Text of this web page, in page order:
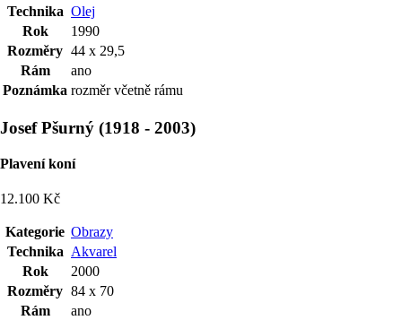
Technika Olej
Rok
1990
Rozměry 44 x 29,5
Rám
ano
Poznámka rozměr včetně rámu
Josef Pšurný (1918 - 2003)
Plavení koní
12.100 Kč
Kategorie Obrazy
Technika Akvarel
Rok
2000
Rozměry 84 x 70
Rám
ano